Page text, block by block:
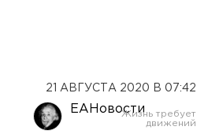
21 АВГУСТА 2020 В 07:42
ЕАНовости